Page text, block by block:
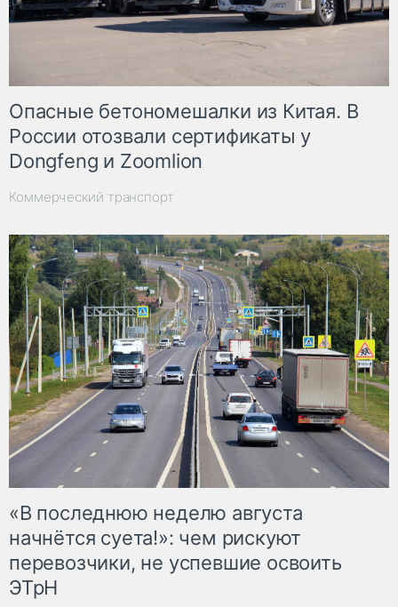
Опасные бетономешалки из Китая. В
России отозвали сертификаты у
Dongfeng и Zoomlion
Коммерческий транспорт
«В последнюю неделю августа
начнётся суета!»: чем рискуют
перевозчики, не успевшие освоить
ЭТрН